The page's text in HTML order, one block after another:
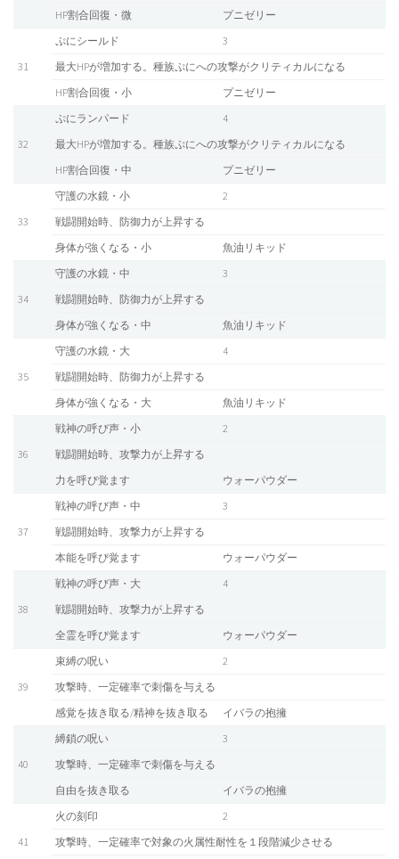
HP割合回復・微
プニゼリー
31
ぷにシールド
3
最大HPが増加する。種族ぷにへの攻撃がクリティカルになる
HP割合回復・小
プニゼリー
32
ぷにランパード
4
最大HPが増加する。種族ぷにへの攻撃がクリティカルになる
HP割合回復・中
プニゼリー
33
守護の水鏡・小
2
戦闘開始時、防御力が上昇する
身体が強くなる・小
魚油リキッド
34
守護の水鏡・中
3
戦闘開始時、防御力が上昇する
身体が強くなる・中
魚油リキッド
35
守護の水鏡・大
4
戦闘開始時、防御力が上昇する
身体が強くなる・大
魚油リキッド
36
戦神の呼び声・小
2
戦闘開始時、攻撃力が上昇する
力を呼び覚ます
ウォーパウダー
37
戦神の呼び声・中
3
戦闘開始時、攻撃力が上昇する
本能を呼び覚ます
ウォーパウダー
38
戦神の呼び声・大
4
戦闘開始時、攻撃力が上昇する
全霊を呼び覚ます
ウォーパウダー
39
束縛の呪い
2
攻撃時、一定確率で刺傷を与える
感覚を抜き取る/精神を抜き取る
イバラの抱擁
40
縛鎖の呪い
3
攻撃時、一定確率で刺傷を与える
自由を抜き取る
イバラの抱擁
41
火の刻印
2
攻撃時、一定確率で対象の火属性耐性を１段階減少させる